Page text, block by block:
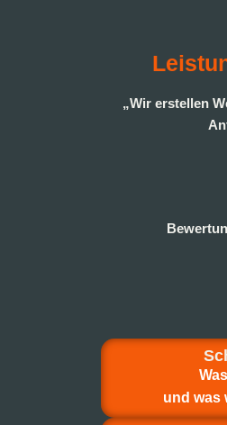
„Wir erstellen
und was